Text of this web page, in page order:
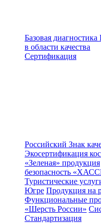
Базовая диагностика
в области качества
Сертификация
Российский Знак
Экосертификация
«Зеленая» продукция
безопасность
Туристические
Югре Продукция на
Функциональные
«Шерсть России»
Стандартизация